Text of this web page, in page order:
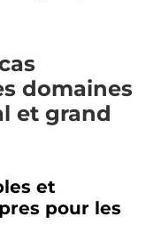
domaines
et grand
et
pour les